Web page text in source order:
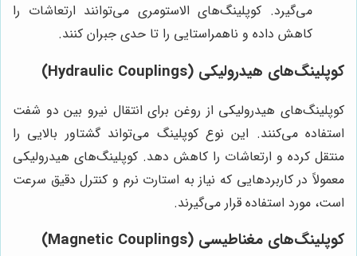
می‌گیرد. کوپلینگ‌های الاستومری می‌توانند ارتعاشات را
کاهش داده و ناهمراستایی را تا حدی جبران کنند.
کوپلینگ‌های هیدرولیکی (Hydraulic Couplings)
کوپلینگ‌های هیدرولیکی از روغن برای انتقال نیرو بین دو شفت
استفاده می‌کنند. این نوع کوپلینگ می‌تواند گشتاور بالایی را
منتقل کرده و ارتعاشات را کاهش دهد. کوپلینگ‌های هیدرولیکی
معمولاً در کاربردهایی که نیاز به استارت نرم و کنترل دقیق سرعت
است، مورد استفاده قرار می‌گیرند.
کوپلینگ‌های مغناطیسی (Magnetic Couplings)